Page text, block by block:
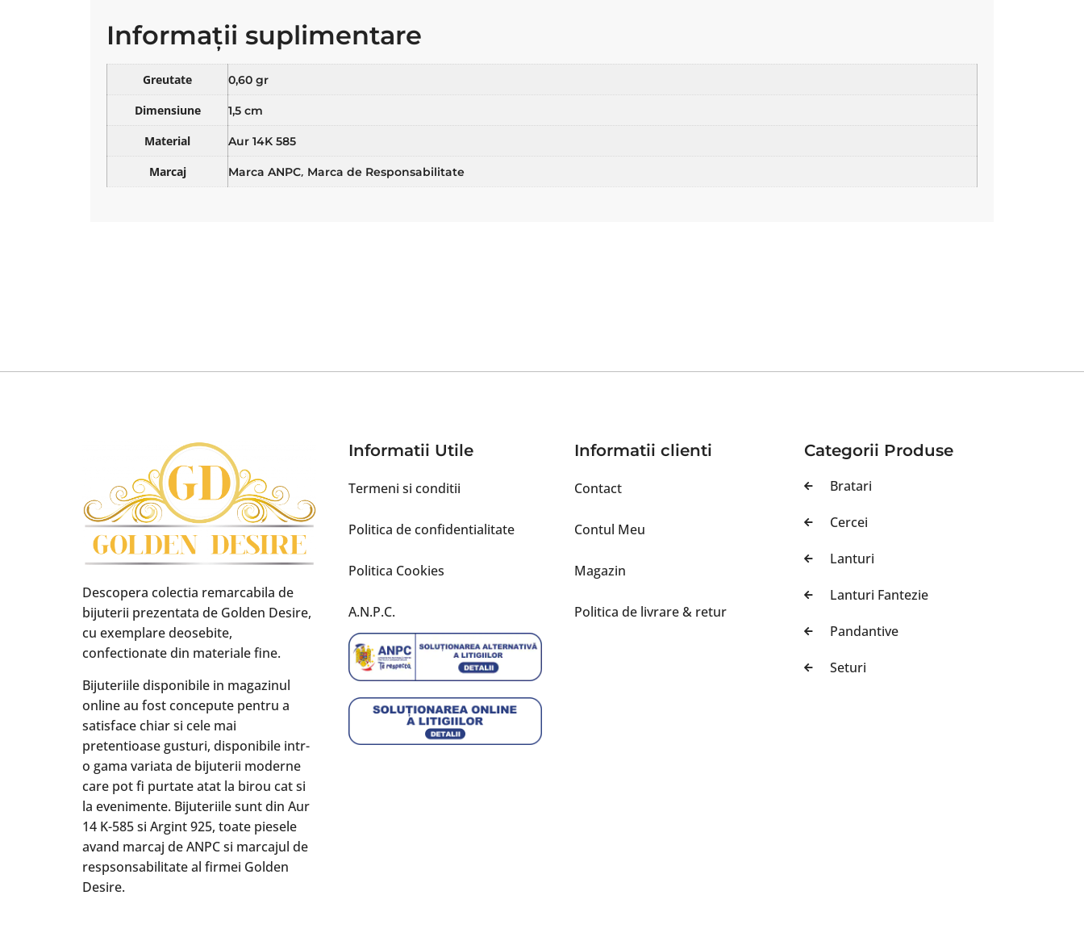
Informații suplimentare
Greutate 0,60 gr
Dimensiune 1,5 cm
Material Aur 14K 585
Marcaj Marca ANPC, Marca de Responsabilitate
Descopera colectia remarcabila de
bijuterii prezentata de Golden Desire,
cu exemplare deosebite,
confectionate din materiale fine.
Bijuteriile disponibile in magazinul
online au fost concepute pentru a
satisface chiar si cele mai
pretentioase gusturi, disponibile intr-
o gama variata de bijuterii moderne
care pot fi purtate atat la birou cat si
la evenimente. Bijuteriile sunt din Aur
14 K-585 si Argint 925, toate piesele
avand marcaj de ANPC si marcajul de
respsonsabilitate al firmei Golden
Desire.
Informatii Utile
Termeni si conditii
Politica de confidentialitate
Politica Cookies
A.N.P.C.
Informatii clienti
Contact
Contul Meu
Magazin
Politica de livrare & retur
Categorii Produse
Bratari
Cercei
Lanturi
Lanturi Fantezie
Pandantive
Seturi